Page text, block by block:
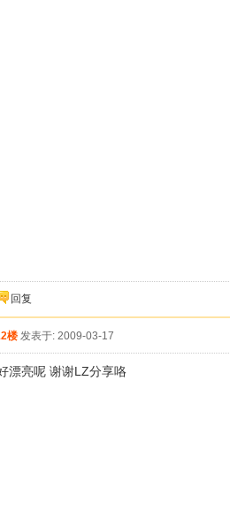
回复
楼 发表于: 2009-03-17
漂亮呢 谢谢LZ分享咯